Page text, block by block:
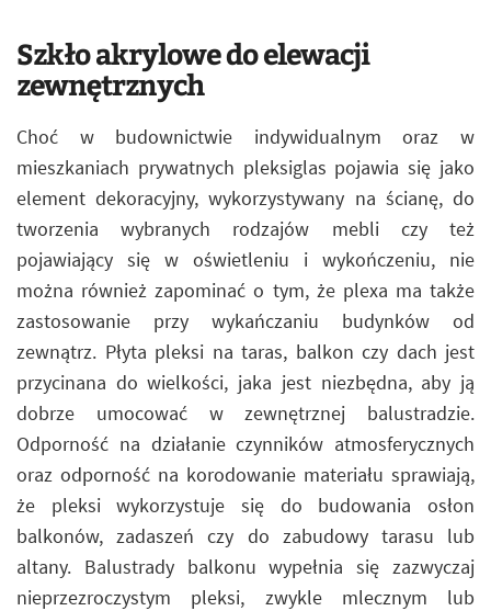
Szkło akrylowe do elewacji
zewnętrznych
Choć w budownictwie indywidualnym oraz w
mieszkaniach prywatnych pleksiglas pojawia się jako
element dekoracyjny, wykorzystywany na ścianę, do
tworzenia wybranych rodzajów mebli czy też
pojawiający się w oświetleniu i wykończeniu, nie
można również zapominać o tym, że plexa ma także
zastosowanie przy wykańczaniu budynków od
zewnątrz. Płyta pleksi na taras, balkon czy dach jest
przycinana do wielkości, jaka jest niezbędna, aby ją
dobrze umocować w zewnętrznej balustradzie.
Odporność na działanie czynników atmosferycznych
oraz odporność na korodowanie materiału sprawiają,
że pleksi wykorzystuje się do budowania osłon
balkonów, zadaszeń czy do zabudowy tarasu lub
altany. Balustrady balkonu wypełnia się zazwyczaj
nieprzezroczystym pleksi, zwykle mlecznym lub